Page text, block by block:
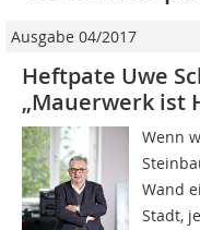
Ausgabe 04/2017
Heftpate Uwe
„Mauerwerk ist
Wenn
Wand